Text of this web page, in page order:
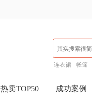
连衣裙 帐篷
热卖TOP50 成功案例